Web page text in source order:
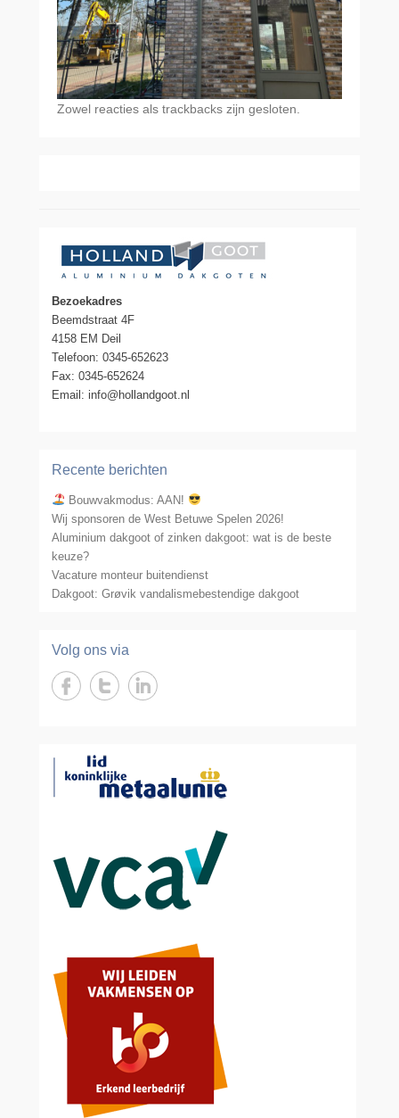
Zowel reacties als trackbacks zijn gesloten.
Bezoekadres
Beemdstraat 4F
4158 EM Deil
Telefoon: 0345-652623
Fax: 0345-652624
Email: info@hollandgoot.nl
Recente berichten
Bouwvakmodus: AAN!
Wij sponsoren de West Betuwe Spelen 2026!
Aluminium dakgoot of zinken dakgoot: wat is de beste
keuze?
Vacature monteur buitendienst
Dakgoot: Grøvik vandalismebestendige dakgoot
Volg ons via